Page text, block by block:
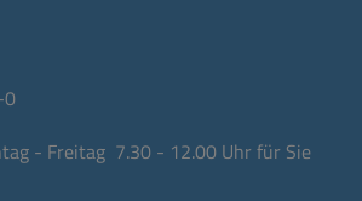
- Freitag 7.30 - 12.00 Uhr für Sie